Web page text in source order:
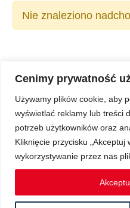
Cenimy prywatność
Używamy plików cookie, aby
wyświetlać reklamy lub treści
potrzeb użytkowników oraz
Kliknięcie przycisku „Akceptuj
wykorzystywanie przez nas
Nie znaleziono
Copyright © 2026
Regulamin